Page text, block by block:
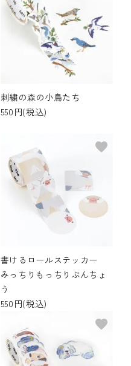
刺繍の森の小鳥たち
550円(税込)
書けるロールステッカー
みっちりもっちりぶんちょ
う
550円(税込)
favorite
favorite